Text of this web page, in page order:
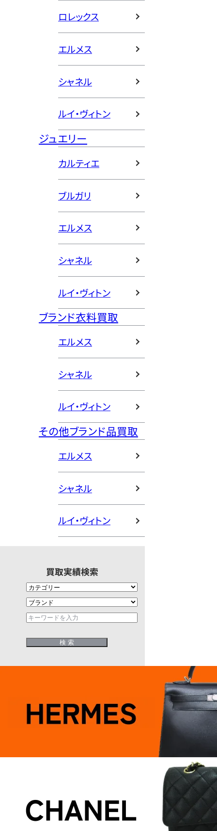
ロレックス
エルメス
シャネル
ルイ・ヴィトン
ジュエリー
カルティエ
ブルガリ
エルメス
シャネル
ルイ・ヴィトン
ブランド衣料買取
エルメス
シャネル
ルイ・ヴィトン
その他ブランド品買取
エルメス
シャネル
ルイ・ヴィトン
買取実績検索